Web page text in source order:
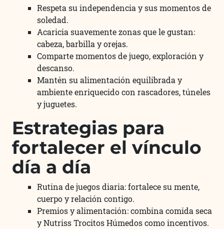
Respeta su independencia y sus momentos de
soledad.
Acaricia suavemente zonas que le gustan:
cabeza, barbilla y orejas.
Comparte momentos de juego, exploración y
descanso.
Mantén su alimentación equilibrada y
ambiente enriquecido con rascadores, túneles
y juguetes.
Estrategias para
fortalecer el vínculo
día a día
Rutina de juegos diaria: fortalece su mente,
cuerpo y relación contigo.
Premios y alimentación: combina comida seca
y Nutriss Trocitos Húmedos como incentivos.